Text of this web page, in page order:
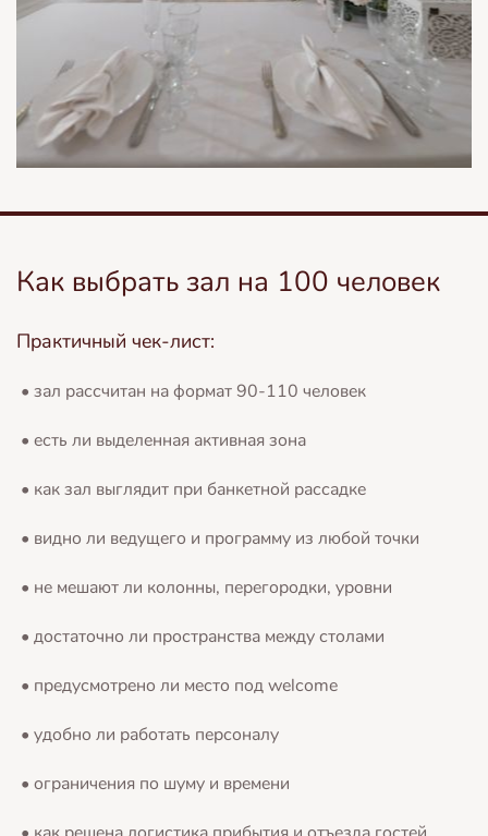
Как выбрать зал на 100 человек
Практичный чек-лист:
• зал рассчитан на формат 90-110 человек
• есть ли выделенная активная зона
• как зал выглядит при банкетной рассадке
• видно ли ведущего и программу из любой точки
• не мешают ли колонны, перегородки, уровни
• достаточно ли пространства между столами
• предусмотрено ли место под welcome
• удобно ли работать персоналу
• ограничения по шуму и времени